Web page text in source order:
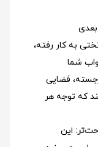
به کار رفته،
شما
فضایی
که توجه هر
این